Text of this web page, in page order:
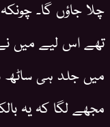
چلا جاؤں گا۔
تھے اس لیے میں
میں جلد ہی ساٹھ
مجھے لگا کہ یہ